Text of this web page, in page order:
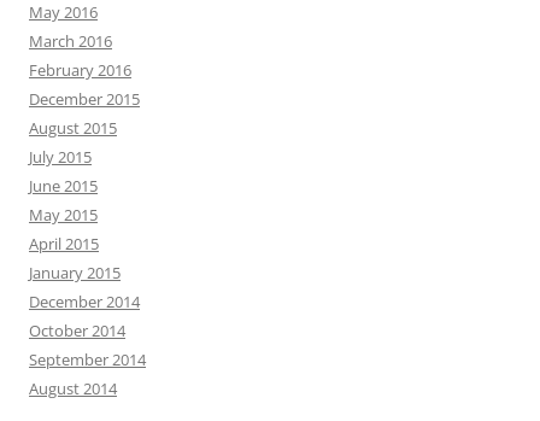
May 2016
March 2016
February 2016
December 2015
August 2015
July 2015
June 2015
May 2015
April 2015
January 2015
December 2014
October 2014
September 2014
August 2014